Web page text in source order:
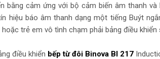
bằng cảm ứng với bộ cảm biến âm thanh
hiệu báo âm thanh dạng một tiếng Buýt
trẻ em vô tình chạm phải bảng điều
điều khiển bếp từ đôi Binova BI 217